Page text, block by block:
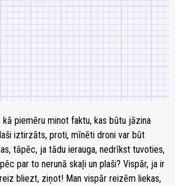
piemēru minot faktu, kas būtu jāzina
iztirzāts, proti, mīnēti droni var būt
tāpēc, ja tādu ierauga, nedrīkst tuvoties,
par to nerunā skaļi un plaši? Vispār, ja ir
bliezt, ziņot! Man vispār reizēm liekas,